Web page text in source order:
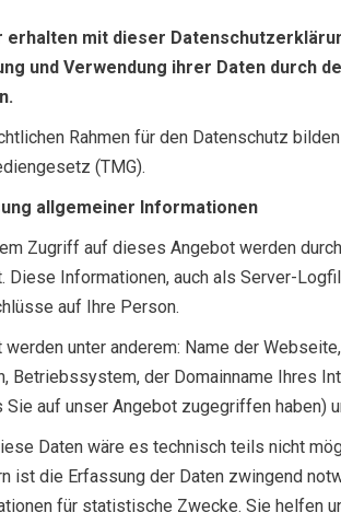
READ
erhalten mit dieser
und Verwendung ihrer Daten durch
Rahmen für den Datenschutz
(TMG).
allgemeiner Informationen
Zugriff auf dieses Angebot werden
Diese Informationen, auch als Server-
auf Ihre Person.
werden unter anderem: Name der
Betriebssystem, der Domainname Ihres
Sie auf unser Angebot zugegriffen haben)
Daten wäre es technisch teils nicht
ist die Erfassung der Daten zwingend
für statistische Zwecke. Sie helfen